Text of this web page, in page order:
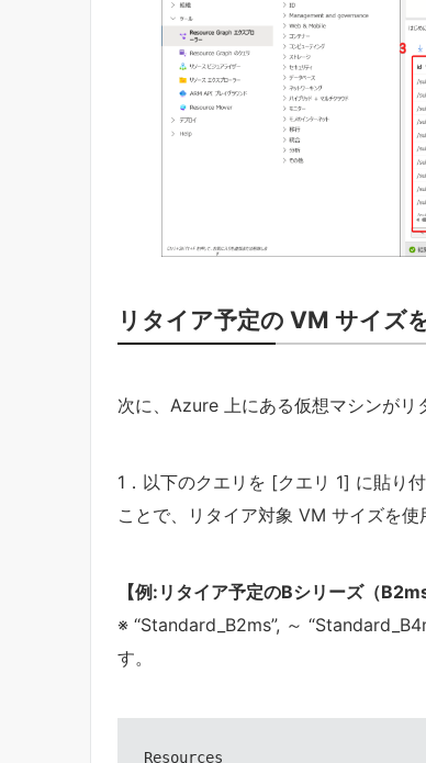
リタイア予定の VM サイズ
次に、Azure 上にある仮想マシンがリ
1．以下のクエリを [クエリ 1] に貼り
ことで、リタイア対象 VM サイズを使
【例:リタイア予定のBシリーズ（
※ “Standard_B2ms”, ～
す。
Resources